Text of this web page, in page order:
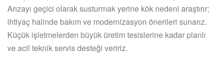
Arızayı geçici olarak susturmak yerine kök nedeni araştırır;
ihtiyaç halinde bakım ve modernizasyon önerileri sunarız.
Küçük işletmelerden büyük üretim tesislerine kadar planlı
ve acil teknik servis desteği veririz.